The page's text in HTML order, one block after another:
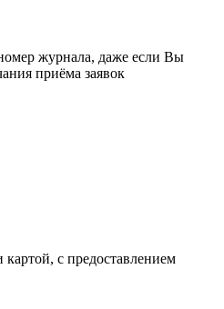
журнала, даже если Вы
приёма заявок
картой, с предоставлением